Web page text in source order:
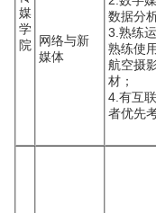
媒
学
院
网络与新
媒体
数据分
3.熟练
熟练使
航空摄
材；
4.有互
者优先